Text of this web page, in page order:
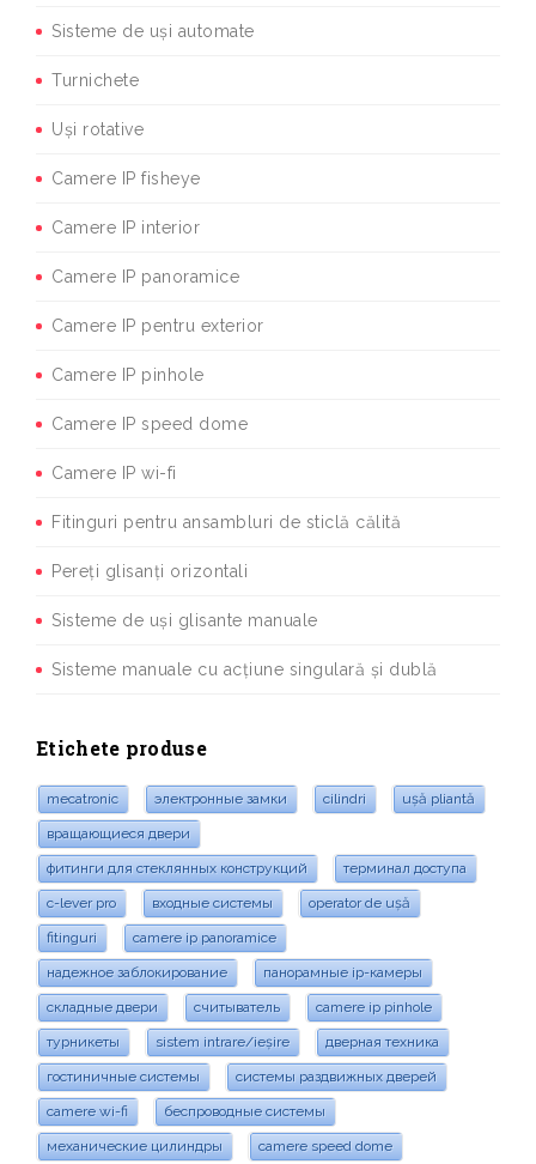
Sisteme de uși automate
Turnichete
Uși rotative
Camere IP fisheye
Camere IP interior
Camere IP panoramice
Camere IP pentru exterior
Camere IP pinhole
Camere IP speed dome
Camere IP wi-fi
Fitinguri pentru ansambluri de sticlă călită
Pereți glisanți orizontali
Sisteme de uși glisante manuale
Sisteme manuale cu acțiune singulară și dublă
Etichete produse
mecatronic электронные замки cilindri ușă pliantă
вращающиеся двери
фитинги для стеклянных конструкций терминал доступа
c-lever pro входные системы operator de ușă
fitinguri camere ip panoramice
надежное заблокирование панорамные ip-камеры
складные двери считыватель camere ip pinhole
турникеты sistem intrare/ieșire дверная техника
гостиничные системы системы раздвижных дверей
camere wi-fi беспроводные системы
механические цилиндры camere speed dome